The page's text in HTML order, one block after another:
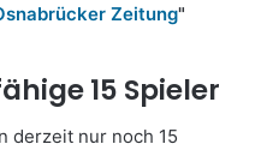
Zeitung"
15 Spieler
derzeit nur noch 15